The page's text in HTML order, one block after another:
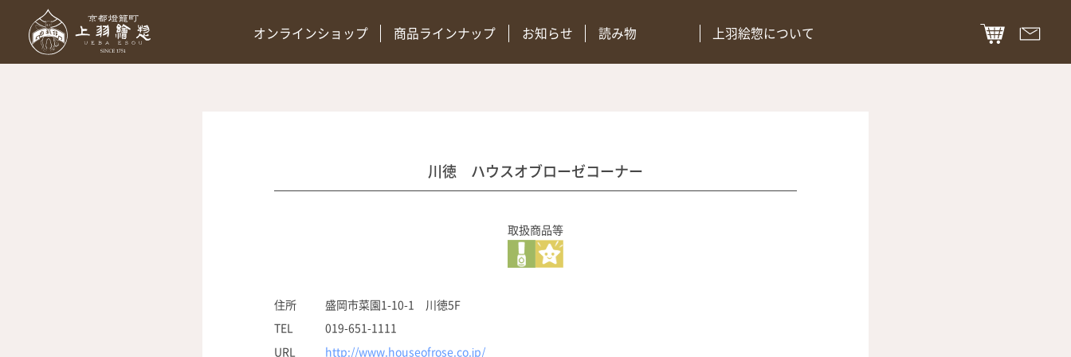
オンラインショップ 商品ラインナップ お知らせ 読み物 上羽絵惣について
川徳 ハウスオブローゼコーナー
取扱商品等
住所
盛岡市菜園1-10-1 川徳5F
TEL
019-651-1111
URL
http://www.houseofrose.co.jp/